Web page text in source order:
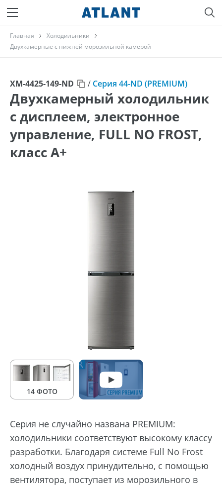
Главная
Холодильники
Двухкамерные с нижней морозильной камерой
ХМ-4425-149-ND / Серия 44-ND (PREMIUM)
Двухкамерный холодильник
с дисплеем, электронное
управление, FULL NO FROST,
класс A+
14 ФОТО
Серия не случайно названа PREMIUM:
холодильники соответствуют высокому классу
разработки. Благодаря системе Full No Frost
холодный воздух принудительно, с помощью
вентилятора, поступает из морозильного в